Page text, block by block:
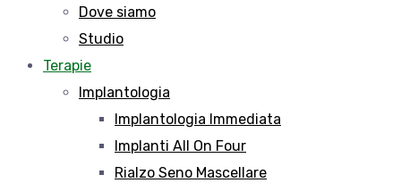
Dove siamo
Studio
Terapie
Implantologia
Implantologia Immediata
Implanti All On Four
Rialzo Seno Mascellare